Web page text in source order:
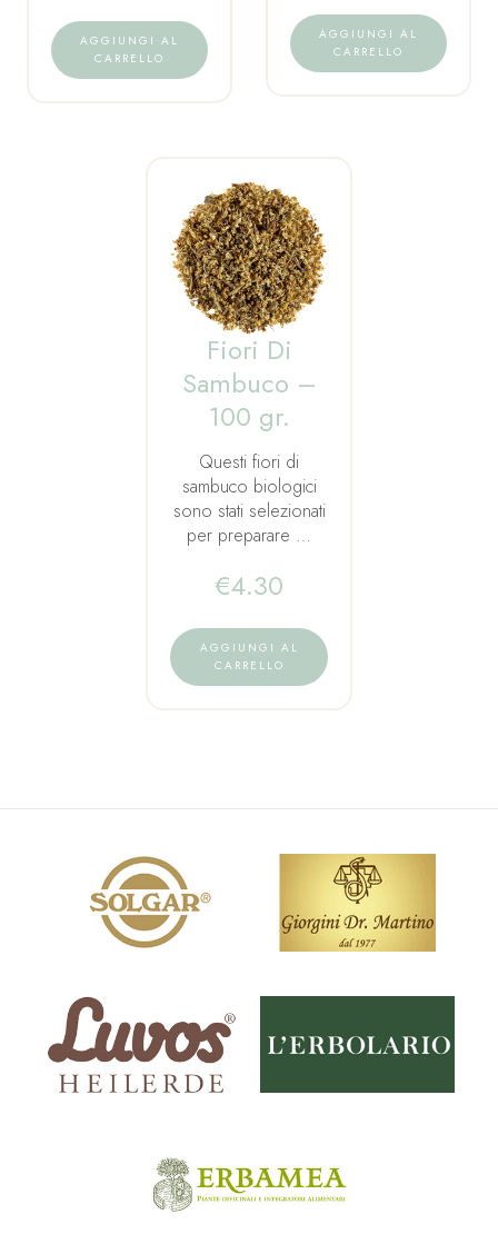
AGGIUNGI AL
CARRELLO
AGGIUNGI AL
CARRELLO
Fiori Di
Sambuco –
100 gr.
Questi fiori di
sambuco biologici
sono stati selezionati
per preparare …
€4.30
AGGIUNGI AL
CARRELLO